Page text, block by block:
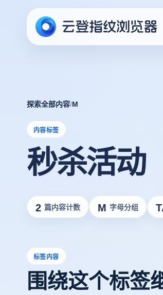
探索全部内容/M
内容标签
秒杀活动
2 篇内容计数 M 字母分组
标签内容
围绕这个标签